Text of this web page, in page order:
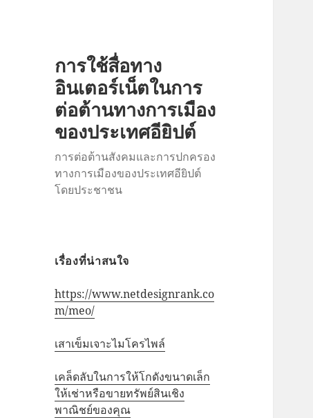
การใช้สื่อทาง
อินเตอร์เน็ตในการ
ต่อต้านทางการเมือง
ของประเทศอียิปต์
การต่อต้านสังคมและการปกครอง
ทางการเมืองของประเทศอียิปต์
โดยประชาชน
เรื่องที่น่าสนใจ
https://www.netdesignrank.co
m/meo/
เสาเข็มเจาะไมโครไพล์
เคล็ดลับในการให้โกดังขนาดเล็ก
ให้เช่าหรือขายทรัพย์สินเชิง
พาณิชย์ของคุณ